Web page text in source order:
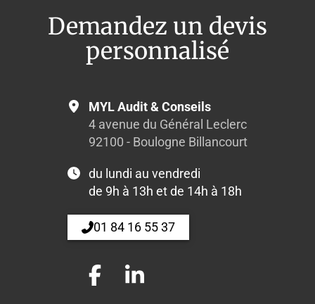
Demandez un devis
personnalisé
MYL Audit & Conseils
4 avenue du Général Leclerc
92100 - Boulogne Billancourt
du lundi au vendredi
de 9h à 13h et de 14h à 18h
01 84 16 55 37